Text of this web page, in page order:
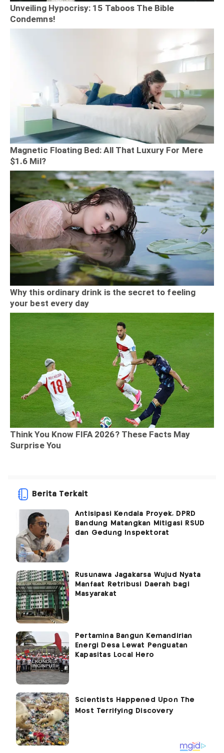
Berita Terkait
Antisipasi Kendala Proyek, DPRD
Bandung Matangkan Mitigasi RSUD
dan Gedung Inspektorat
Rusunawa Jagakarsa Wujud Nyata
Manfaat Retribusi Daerah bagi
Masyarakat
Pertamina Bangun Kemandirian
Energi Desa Lewat Penguatan
Kapasitas Local Hero